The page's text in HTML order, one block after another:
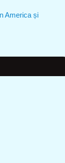
America și